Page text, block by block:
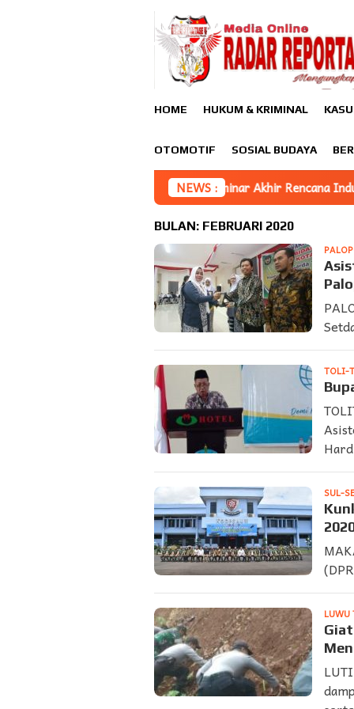
HOME HUKUM & KRIMINAL
OTOMOTIF SOSIAL BUDAYA
NEWS :
Seminar Akhir Rencana Induk Dan Peta Jalan
BULAN: FEBRUARI 2020
TOLI-
SUL-
LUWU